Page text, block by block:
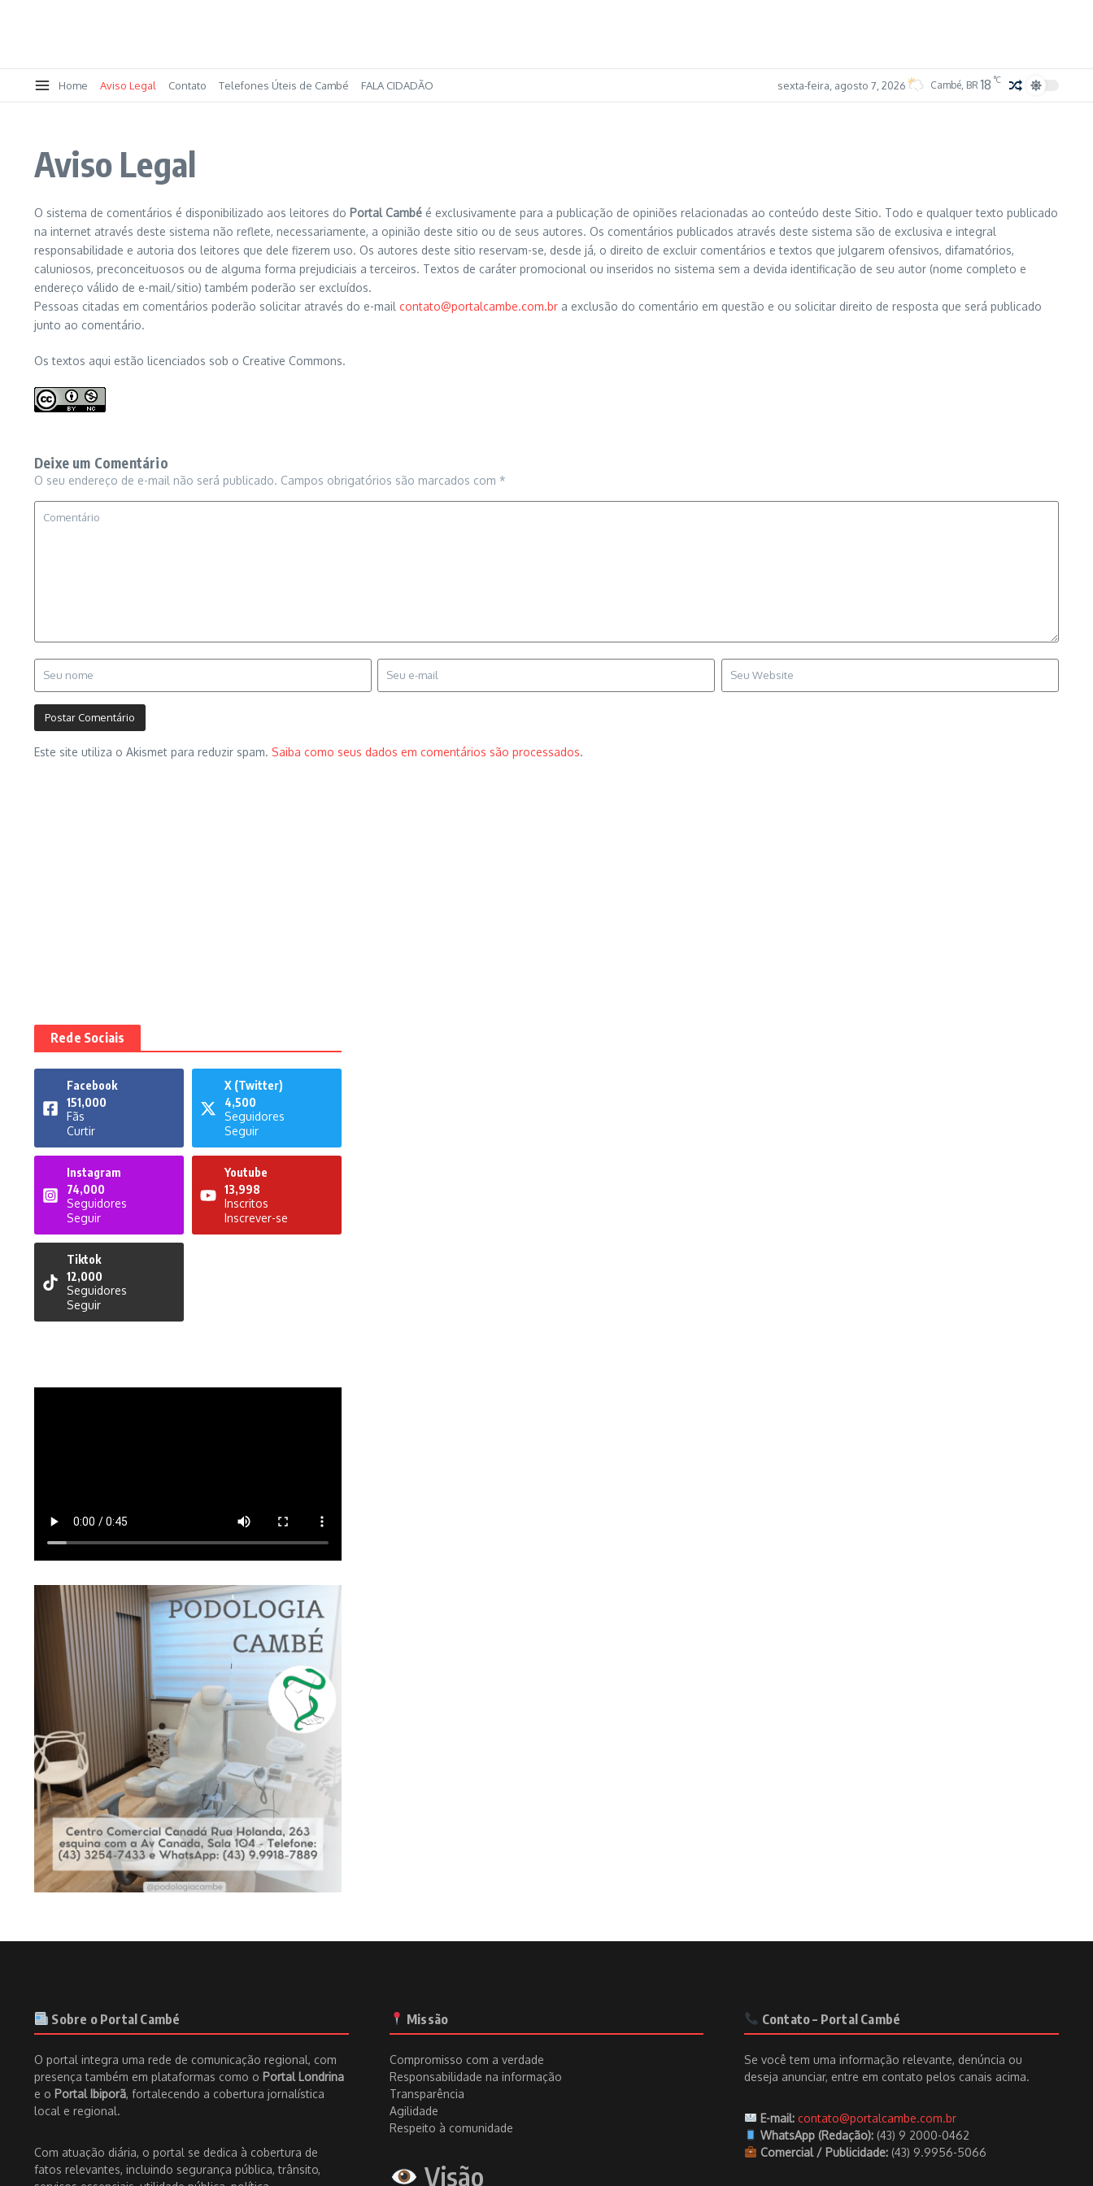
Home Aviso Legal Contato Telefones Úteis de Cambé FALA CIDADÃO sexta-feira, agosto 7, 2026 Cambé, BR 18 °C
Aviso Legal
O sistema de comentários é disponibilizado aos leitores do Portal Cambé é exclusivamente para a publicação de opiniões relacionadas ao conteúdo deste Sitio. Todo e qualquer texto publicado
na internet através deste sistema não reflete, necessariamente, a opinião deste sitio ou de seus autores. Os comentários publicados através deste sistema são de exclusiva e integral
responsabilidade e autoria dos leitores que dele fizerem uso. Os autores deste sitio reservam-se, desde já, o direito de excluir comentários e textos que julgarem ofensivos, difamatórios,
caluniosos, preconceituosos ou de alguma forma prejudiciais a terceiros. Textos de caráter promocional ou inseridos no sistema sem a devida identificação de seu autor (nome completo e
endereço válido de e-mail/sitio) também poderão ser excluídos.
Pessoas citadas em comentários poderão solicitar através do e-mail contato@portalcambe.com.br a exclusão do comentário em questão e ou solicitar direito de resposta que será publicado
junto ao comentário.
Os textos aqui estão licenciados sob o Creative Commons.
Deixe um Comentário
O seu endereço de e-mail não será publicado. Campos obrigatórios são marcados com *
Este site utiliza o Akismet para reduzir spam. Saiba como seus dados em comentários são processados.
Rede Sociais
Facebook
151,000
Fãs
Curtir
X (Twitter)
4,500
Seguidores
Seguir
Instagram
74,000
Seguidores
Seguir
Youtube
13,998
Inscritos
Inscrever-se
Tiktok
12,000
Seguidores
Seguir
Sobre o Portal Cambé
O portal integra uma rede de comunicação regional, com
presença também em plataformas como o Portal Londrina
e o Portal Ibiporã, fortalecendo a cobertura jornalística
local e regional.
Com atuação diária, o portal se dedica à cobertura de
fatos relevantes, incluindo segurança pública, trânsito,
Missão
Compromisso com a verdade
Responsabilidade na informação
Transparência
Agilidade
Respeito à comunidade
Visão
Contato – Portal Cambé
Se você tem uma informação relevante, denúncia ou
deseja anunciar, entre em contato pelos canais acima.
E-mail: contato@portalcambe.com.br
WhatsApp (Redação): (43) 9 2000-0462
Comercial / Publicidade: (43) 9.9956-5066